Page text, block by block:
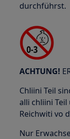
durchführst.
ACHTUNG!
Chliini Teil
alli chliini
Reichwiti vo
Nur